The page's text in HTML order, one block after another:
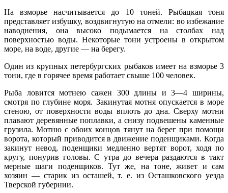
На взморье насчитывается до 10 тоней. Рыбацкая тоня
представляет избушку, воздвигнутую на отмели: во избежание
наводнения, она высоко подымается на столбах над
поверхностью воды. Некоторые тони устроены в открытом
море, на воде, другие — на берегу.
Один из крупных петербургских рыбаков имеет на взморье 3
тони, где в горячее время работает свыше 100 человек.
Рыба ловится мотнею сажен 300 длины и 3—4 ширины,
смотря по глубине моря. Закинутая мотня опускается в море
стеною, от поверхности воды вплоть до дна. Сверху мотни
плавают деревянные поплавки, а снизу подвешены каменные
грузила. Мотню с обоих концов тянут на берег при помощи
ворота, который приводится в движение поденщиками. Когда
закинут невод, поденщики медленно вертят ворот, ходя по
кругу, понурив головы. С утра до вечера раздаются в такт
мерные шаги поденщиков. Тут же, на тоне, живет и сам
хозяин — старик из осташей, т. е. из Осташковского уезда
Тверской губернии.